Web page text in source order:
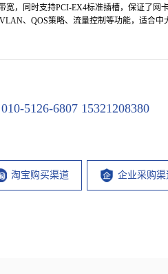
宽，同时支持PCI-EX4标准插槽，保证了网
、QOS策略、流量控制等功能，适合中
5126-6807 15321208380
淘宝购买渠道 企业采购渠